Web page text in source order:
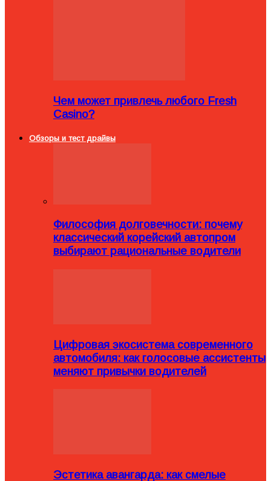
Чем может привлечь любого Fresh
Casino?
Обзоры и тест драйвы
Философия долговечности: почему
классический корейский автопром
выбирают рациональные водители
Цифровая экосистема современного
автомобиля: как голосовые ассистенты
меняют привычки водителей
Эстетика авангарда: как смелые